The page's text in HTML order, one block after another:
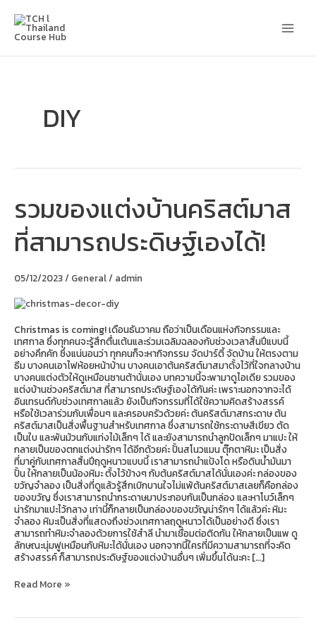
content
DIY
รวมของแต่งบ้านคริสต์มาส
ที่สามารถประดิษฐ์เองได้!
05/12/2023/ General/ admin
Christmas is coming! เดือนธันวาคม ถือว่าเป็นเดือนแห่งกิจกรรมและ
เทศกาล ซึ่งทุกคนจะรู้สึกตื่นเต้นและร่วมเฉลิมฉลองกับช่วงเวลาสิ้นปีแบบนี้
อย่างคึกคัก ซึ่งแน่นอนว่า ทุกคนก็จะหากิจกรรม จัดปาร์ตี้ จัดบ้าน ให้ตรงตาม
ธีม บางคนเอาไฟห้อยหน้าบ้าน บางคนเอาต้นคริสต์มาสมาตั้งไว้ที่ใจกลางบ้าน
บางคนแต่งตัวให้ดูเหมือนซานต้านั่นเอง บทความนี้จะพามาดูไอเดีย รวมของ
แต่งบ้านช่วงคริสต์มาส ที่สามารถประดิษฐ์เองได้กันค่ะ เพราะนอกจากจะได้
อินเทรนด์กับช่วงเทศกาลแล้ว ยังเป็นกิจกรรมที่ได้ใช้ความคิดสร้างสรรค์
หรือใช้เวลาร่วมกับเพื่อนๆ และครอบครัวด้วยค่ะ ต้นคริสต์มาสกระดาษ ต้น
คริสต์มาสเป็นสิ่งพื้นฐานสำหรับเทศกาล ซึ่งสามารถใช้กระดาษสีเขียว ตัด
เป็นใบ และพันม้วนกับแท่งไม้เล็กๆ ได้ และยังสามารถนำลูกปัดเล็กๆ มาแปะ ให้
กลายเป็นของตกแต่งน่ารักๆ ได้อีกด้วยค่ะ ปั้นสโนวแมน ตุ๊กตาหิมะ เป็นสิ่ง
ที่มาคู่กับเทศกาลสิ้นปีฤดูหนาวแบบนี้ เราสามารถนำแป้งโด หรือดินน้ำมันมา
ปั้น ให้กลายเป็นน้องหิมะ ตั้งไว้ข้างๆ กับต้นคริสต์มาสได้นั่นเองค่ะ กล่องของ
ขวัญจำลอง เป็นสิ่งที่ดูแล้วรู้สึกเบิกบานใจไม่แพ้ต้นคริสต์มาสเลยก็คือกล่อง
ของขวัญ ซึ่งเราสามารถนำกระดาษมาประกอบกันเป็นกล่อง และหาโบว์เล็กๆ
น่ารักมาแปะไว้กลาง เท่านี้ก็กลายเป็นกล่องของขวัญน่ารักๆ ได้แล้วค่ะ หิมะ
จำลอง หิมะเป็นสิ่งที่แสดงถึงช่วงเทศกาลฤดูหนาวได้เป็นอย่างดี ซึ่งเรา
สามารถทำหิมะจำลองด้วยการใช้สำลี นำมาเชื่อมต่อติดกัน ให้กลายเป็นแพ ดู
ลักษณะนุ่มฟูเหมือนกับหิมะได้นั่นเอง นอกจากนี้ใครที่มีความสามารถที่จะคิด
สร้างสรรค์ ก็สามารถประดิษฐ์ของแต่งบ้านอื่นๆ เพิ่มขึ้นได้นะคะ […]
ของ
แต่ง
บ้าน
คริสต์มาส
ประดิษฐ์
ได้!
Read More »